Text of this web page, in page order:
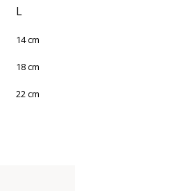
L
14cm
18cm
22cm